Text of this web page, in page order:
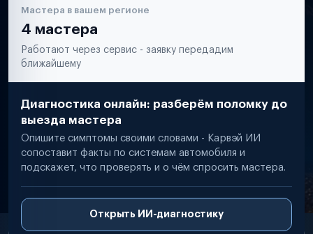
Мастера в вашем регионе
4 мастера
Работают через сервис - заявку передадим
ближайшему
Диагностика онлайн: разберём поломку до
выезда мастера
Опишите симптомы своими словами - Карвэй ИИ
сопоставит факты по системам автомобиля и
подскажет, что проверять и о чём спросить мастера.
Открыть ИИ-диагностику